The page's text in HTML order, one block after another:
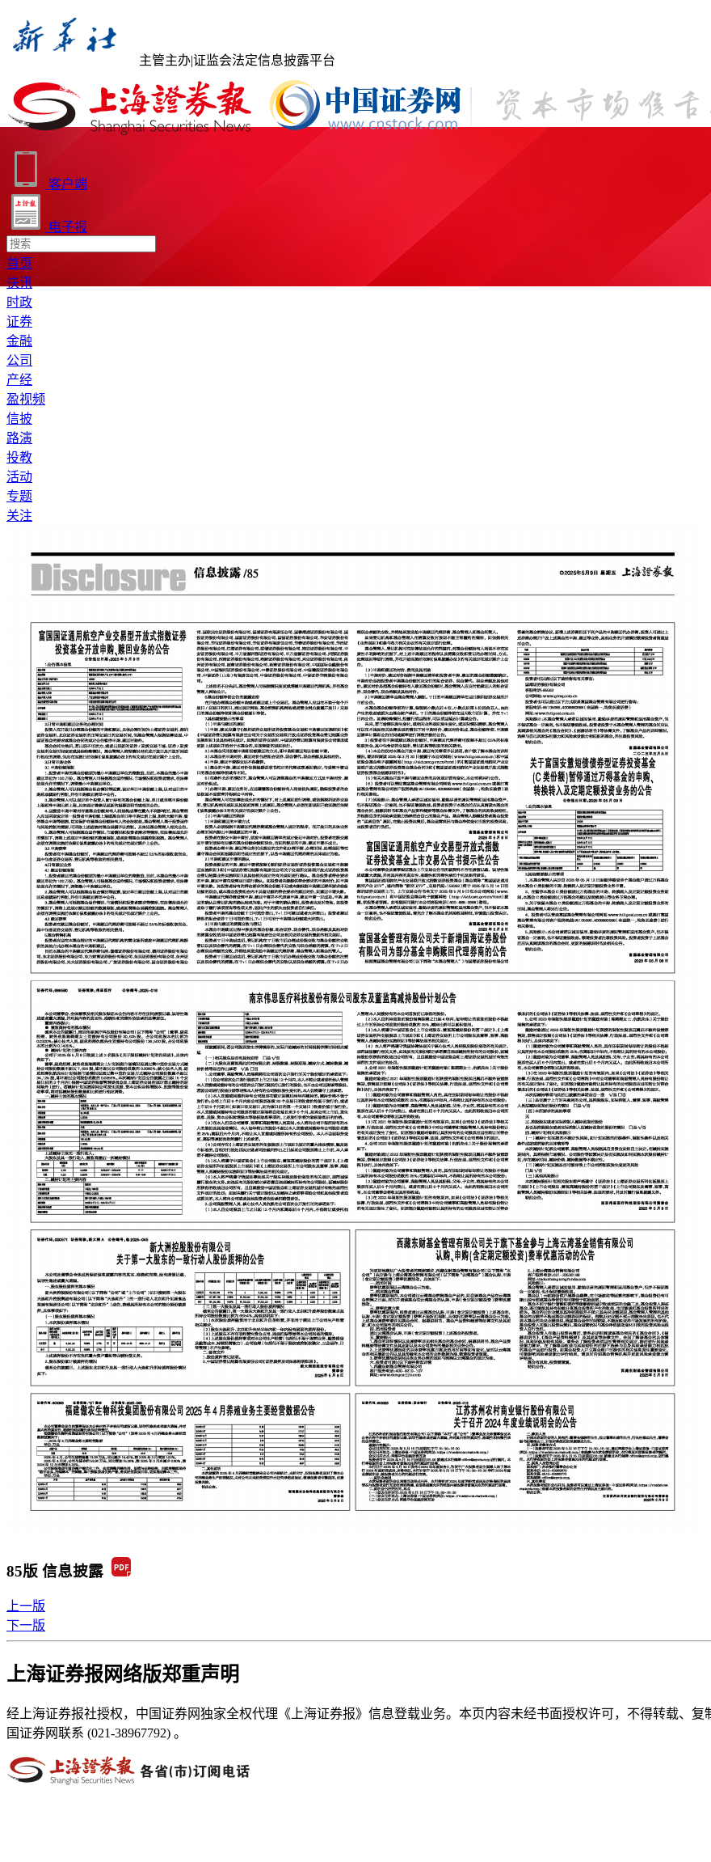
主管主办|证监会法定信息披露平台
客户端
电子报
首页
快讯
时政
证券
金融
公司
产经
盈视频
信披
路演
投教
活动
专题
关注
85版 信息披露
上一版
下一版
上海证券报网络版郑重声明
经上海证券报社授权，中国证券网独家全权代理《上海证券报》信息登载业务。本页内容未经书面授权许可，不得转载、
国证券网联系 (021-38967792) 。